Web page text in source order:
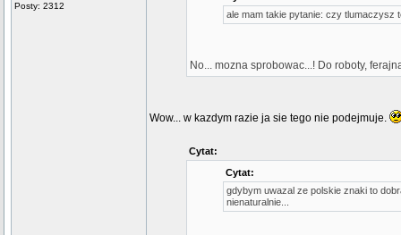
Posty: 2312
ale mam takie pytanie: czy tlumaczysz
No... mozna sprobowac...! Do roboty,
Wow... w kazdym razie ja sie tego nie podejmuje.
Cytat:
Cytat:
gdybym uwazal ze polskie znaki to
nienaturalnie...